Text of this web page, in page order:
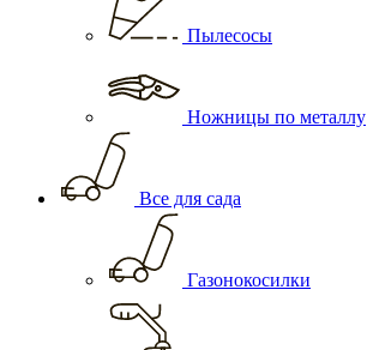
Пылесосы
Ножницы по металлу
Все для сада
Газонокосилки